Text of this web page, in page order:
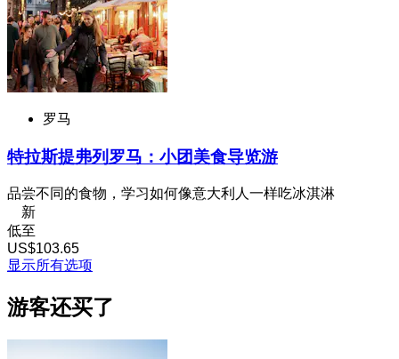
罗马
特拉斯提弗列罗马：小团美食导览游
品尝不同的食物，学习如何像意大利人一样吃冰淇淋
新
低至
US$103.65
显示所有选项
游客还买了